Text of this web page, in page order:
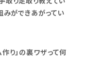
みができあがってい
り」の裏ワザって何